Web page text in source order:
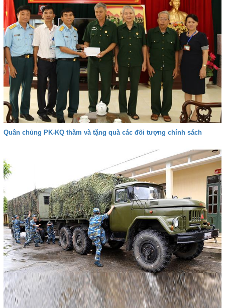
Quân chủng PK-KQ thăm và tặng quà các đối tượng chính sách